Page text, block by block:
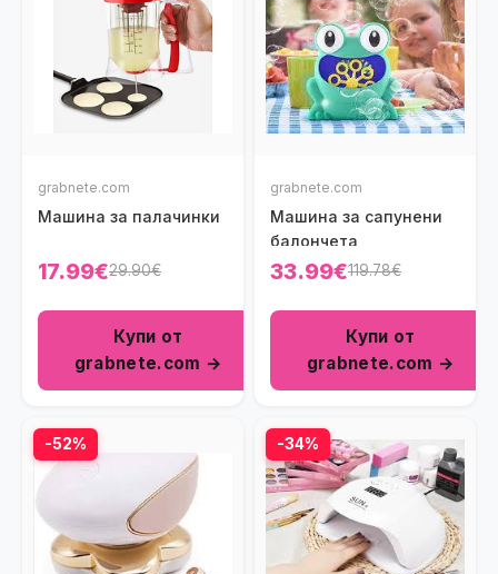
grabnete.com
Машина за палачинки
17.99€29.90€
Купи от
grabnete.com →
grabnete.com
Машина за сапунени
балончета
33.99€119.78€
Купи от
grabnete.com →
-52% -34%